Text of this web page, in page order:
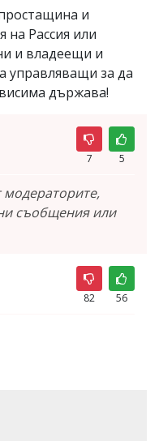
и
Рассия или
и владеещи и
управляващи за да
държава!
7 5
съобщения или
82 56